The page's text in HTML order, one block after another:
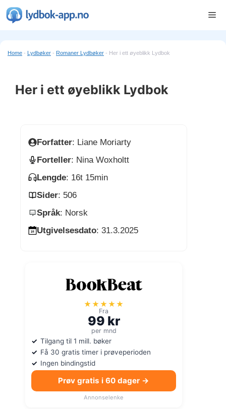
Hopp
Home - Lydbøker - Romaner Lydbøker - Her i ett øyeblikk Lydbok
Her i ett øyeblikk Lydbok
Forfatter: Liane Moriarty
Forteller: Nina Woxholtt
Lengde: 16t 15min
Sider: 506
Språk: Norsk
Utgivelsesdato: 31.3.2025
★★★★★
Fra
99 kr
per mnd
Tilgang til 1 mill. bøker
Få 30 gratis timer i prøveperioden
Ingen bindingstid
Prøv gratis i 60 dager →
Annonselenke